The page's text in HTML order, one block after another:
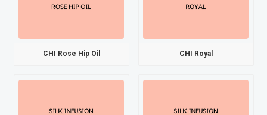
CHI Rose Hip Oil CHI Royal